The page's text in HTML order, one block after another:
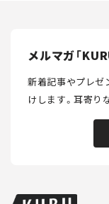
メルマガ「
新着記事やプレゼ
けします。耳寄り